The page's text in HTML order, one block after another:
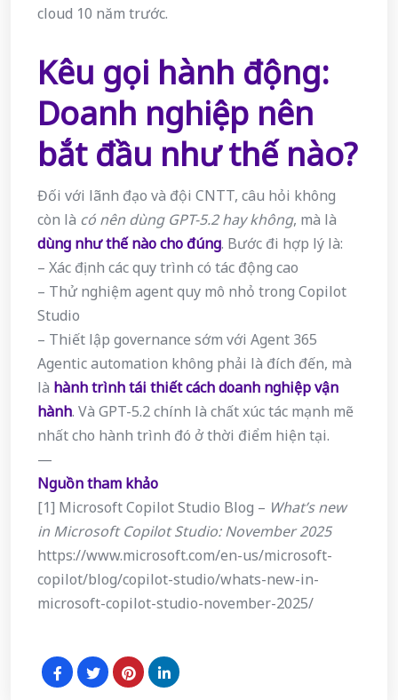
cloud 10 năm trước.
Kêu gọi hành động:
Doanh nghiệp nên
bắt đầu như thế nào?
Đối với lãnh đạo và đội CNTT, câu hỏi không
còn là có nên dùng GPT-5.2 hay không, mà là
dùng như thế nào cho đúng. Bước đi hợp lý là:
– Xác định các quy trình có tác động cao
– Thử nghiệm agent quy mô nhỏ trong Copilot
Studio
– Thiết lập governance sớm với Agent 365
Agentic automation không phải là đích đến, mà
là hành trình tái thiết cách doanh nghiệp vận
hành. Và GPT-5.2 chính là chất xúc tác mạnh mẽ
nhất cho hành trình đó ở thời điểm hiện tại.
—
Nguồn tham khảo
[1] Microsoft Copilot Studio Blog – What’s new
in Microsoft Copilot Studio: November 2025
https://www.microsoft.com/en-us/microsoft-
copilot/blog/copilot-studio/whats-new-in-
microsoft-copilot-studio-november-2025/